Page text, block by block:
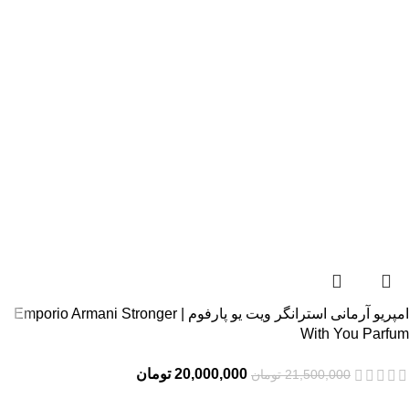
امپریو آرمانی استرانگر ویت یو پارفوم | Emporio Armani Stronger
With You Parfum
21,500,000 تومان 20,000,000 تومان